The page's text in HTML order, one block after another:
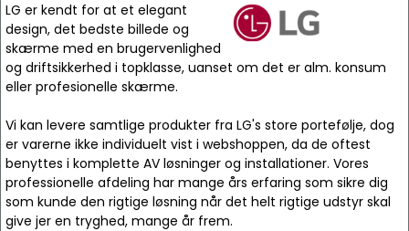
LG er kendt for at et elegant
design, det bedste billede og
skærme med en brugervenlighed
og driftsikkerhed i topklasse, uanset om det er alm. konsum
eller profesionelle skærme.
Vi kan levere samtlige produkter fra LG's store portefølje, dog
er varerne ikke individuelt vist i webshoppen, da de oftest
benyttes i komplette AV løsninger og installationer. Vores
professionelle afdeling har mange års erfaring som sikre dig
som kunde den rigtige løsning når det helt rigtige udstyr skal
give jer en tryghed, mange år frem.